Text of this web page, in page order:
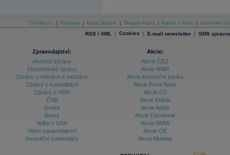
O Patria.cz Reklama Mapa Stránek Skupina Patria Kariéra v Patrii Podmínky
RSS / XML | Cookies | E-mail newsletter | SMS
Zpravodajství:
Akciové zprávy
Ekonomické zprávy
Zprávy o měnách a sazbách
Zprávy o komoditách
Zprávy o HDP
ČNB
Grexit
Brexit
Volby v USA
Video zpravodajství
Investiční komentáře
Akcie:
Akcie ČEZ
Akcie NWR
Akcie Komerční banka
Akcie Erste Bank
Akcie O2
Akcie Kofola
Akcie Apple
Akcie Facebook
Akcie BMW
Akcie GE
Akcie Moneta